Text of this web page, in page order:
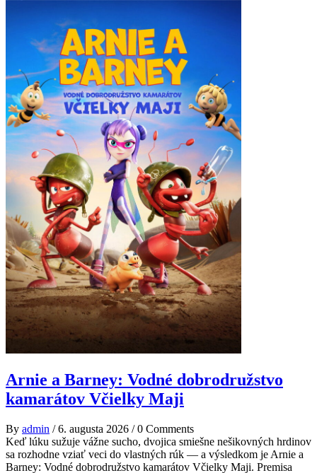
Arnie a Barney: Vodné dobrodružstvo
kamarátov Včielky Maji
By admin /6. augusta 2026 /0 Comments
Keď lúku sužuje vážne sucho, dvojica smiešne nešikovných hrdinov
sa rozhodne vziať veci do vlastných rúk — a výsledkom je Arnie a
Barney: Vodné dobrodružstvo kamarátov Včielky Maji. Premisa